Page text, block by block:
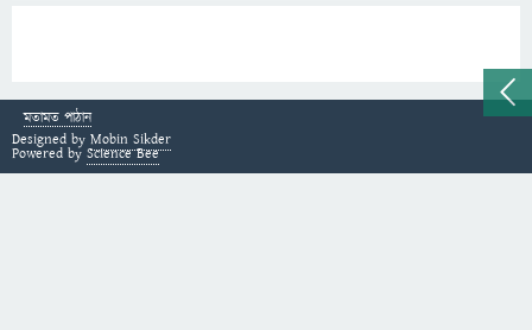
মতামত পাঠান
Designed by Mobin Sikder
Powered by Science Bee